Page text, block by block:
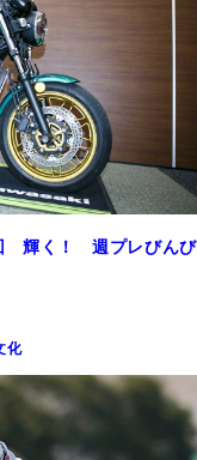
輝く！ 週プレびんび
化